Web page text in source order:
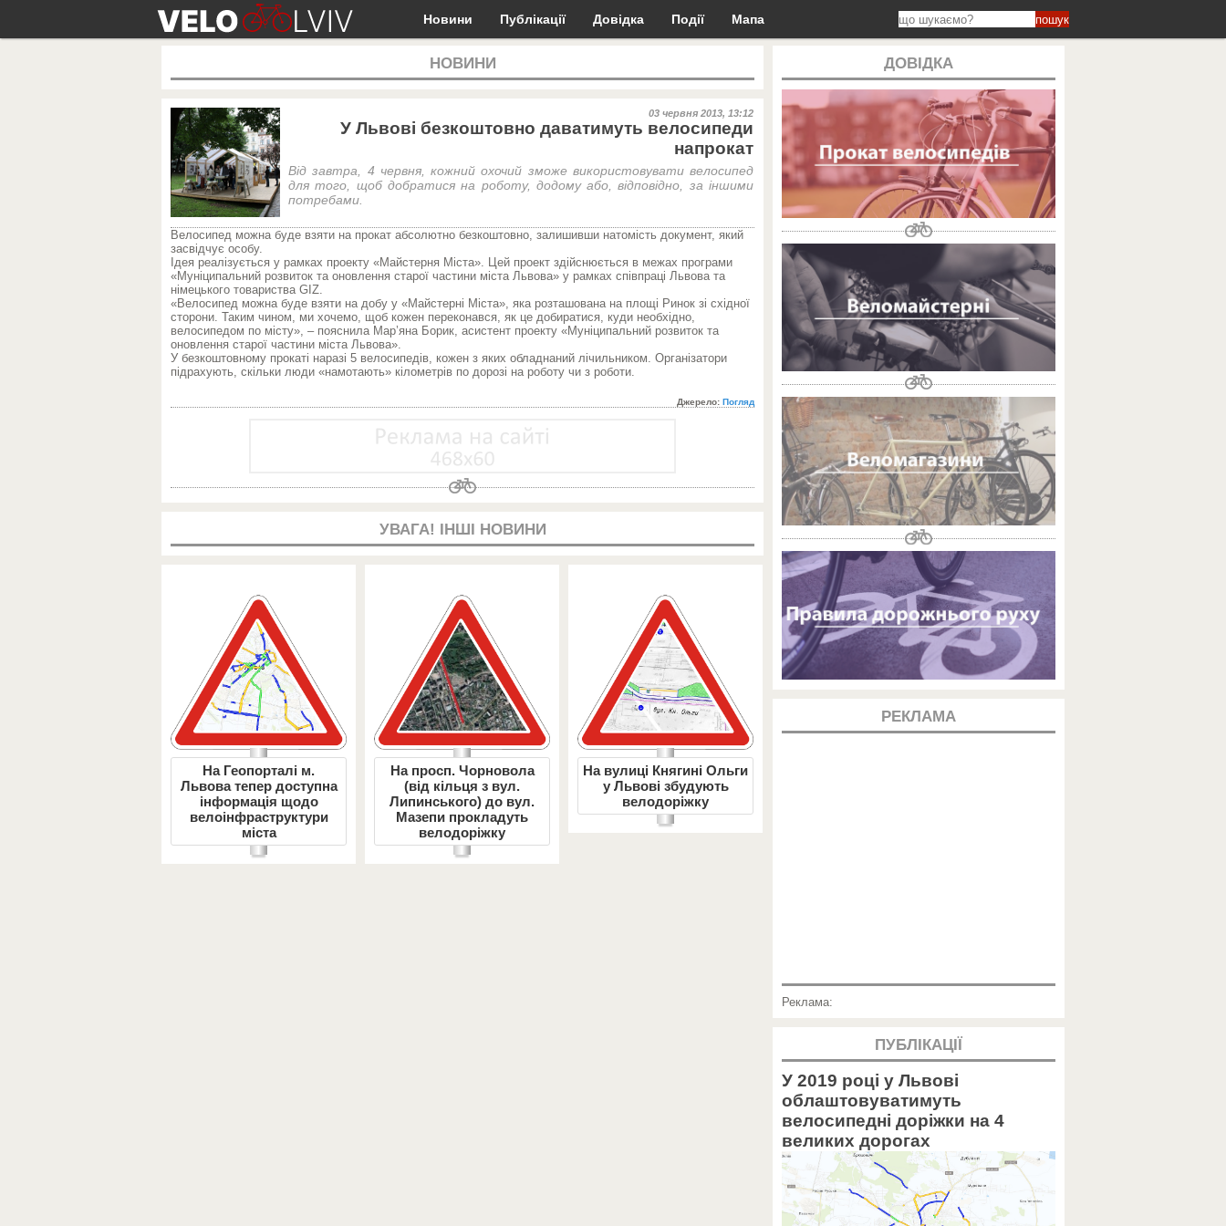
Новини Публікації Довідка Події Мапа пошук
НОВИНИ
03 червня 2013, 13:12
У Львові безкоштовно даватимуть велосипеди
напрокат
Від завтра, 4 червня, кожний охочий зможе використовувати велосипед
для того, щоб добратися на роботу, додому або, відповідно, за іншими
потребами.
Велосипед можна буде взяти на прокат абсолютно безкоштовно, залишивши натомість документ, який
засвідчує особу.
Ідея реалізується у рамках проекту «Майстерня Міста». Цей проект здійснюється в межах програми
«Муніципальний розвиток та оновлення старої частини міста Львова» у рамках співпраці Львова та
німецького товариства GIZ.
«Велосипед можна буде взяти на добу у «Майстерні Міста», яка розташована на площі Ринок зі східної
сторони. Таким чином, ми хочемо, щоб кожен переконався, як це добиратися, куди необхідно,
велосипедом по місту», – пояснила Мар’яна Борик, асистент проекту «Муніципальний розвиток та
оновлення старої частини міста Львова».
У безкоштовному прокаті наразі 5 велосипедів, кожен з яких обладнаний лічильником. Організатори
підрахують, скільки люди «намотають» кілометрів по дорозі на роботу чи з роботи.
Джерело: Погляд
УВАГА! ІНШІ НОВИНИ
На Геопорталі м.
Львова тепер доступна
інформація щодо
велоінфраструктури
міста
На просп. Чорновола
(від кільця з вул.
Липинського) до вул.
Мазепи прокладуть
велодоріжку
На вулиці Княгині Ольги
у Львові збудують
велодоріжку
ДОВІДКА
РЕКЛАМА
Реклама:
ПУБЛІКАЦІЇ
У 2019 році у Львові
облаштовуватимуть
велосипедні доріжки на 4
великих дорогах